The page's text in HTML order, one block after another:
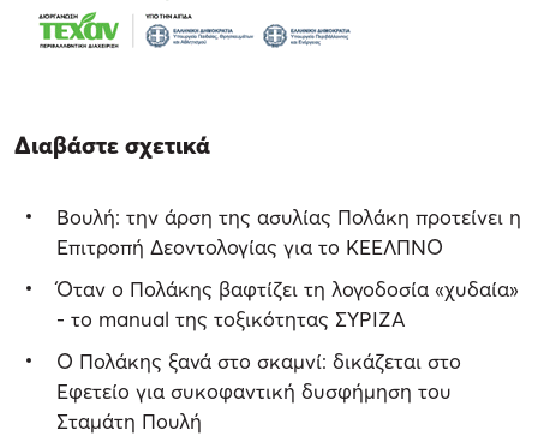
Διαβάστε σχετικά
Βουλή: την άρση της ασυλίας Πολάκη προτείνει η
Επιτροπή Δεοντολογίας για το ΚΕΕΛΠΝΟ
Όταν ο Πολάκης βαφτίζει τη λογοδοσία «χυδαία»
- το manual της τοξικότητας ΣΥΡΙΖΑ
Ο Πολάκης ξανά στο σκαμνί: δικάζεται στο
Εφετείο για συκοφαντική δυσφήμηση του
Σταμάτη Πουλή